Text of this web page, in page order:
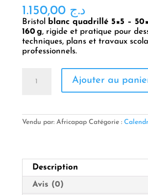
د.ج 1.150,00
Bristol
blanc quadrillé 5×5 –
160 g, rigide et pratique pour
techniques, plans et travaux
professionnels.
Quadrillé
–
160 g
Ajouter au
Vendu par: Africapap Catégorie :
Description
Avis (0)